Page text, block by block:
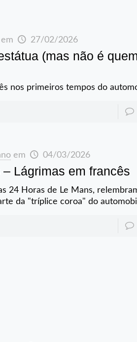
em 27/02/2026
(mas não é
nos primeiros tempos do
em 04/03/2026
Lágrimas em francês
24 Horas de Le Mans,
da "tríplice coroa" do